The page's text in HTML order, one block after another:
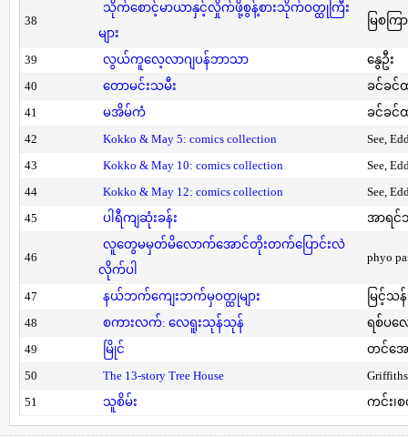
38
သိုက်စောင့်မာယာနှင့်လှိုက်ဖို့စွန့်စားသိုက်ဝတ္ထုကြီး
များ
မြစကြာ
39 လွယ်ကူလေ့လာဂျပန်ဘာသာ
နွေဦး
40
တောမင်းသမီး
ခင်ခင်
41
မအိမ်ကံ
ခင်ခင်
42
Kokko & May 5: comics collection
See,
43
Kokko & May 10: comics collection
See,
44
Kokko & May 12: comics collection
See,
45
ပါရီကျဆုံးခန်း အာရင်
46
လူတွေမမှတ်မိလောက်အောင်တိုးတက်ပြောင်းလဲ
လိုက်ပါ
phyo
47 နယ်ဘက်ကျေးဘက်မှဝတ္ထုများ
မြင့်သန်
48
စကားလက်: လေရူးသုန်သုန်
ရစ်ပလ
49
မြိုင်
တင်အေ
50
The 13-story Tree House
51
သူစိမ်း ကင်း၊